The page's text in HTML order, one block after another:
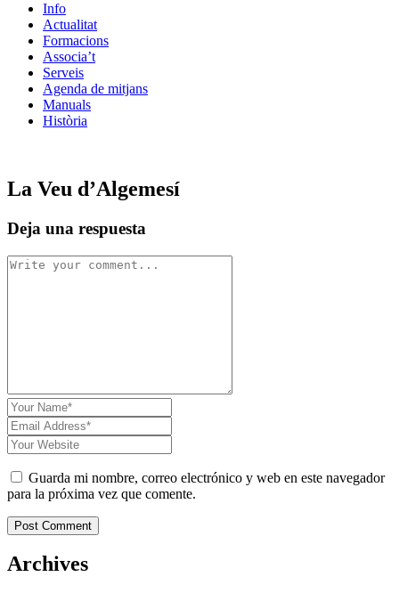
Info
Actualitat
Formacions
Associa’t
Serveis
Agenda de mitjans
Manuals
Història
La Veu d’Algemesí
Deja una respuesta
Guarda mi nombre, correo electrónico y web en este navegador
para la próxima vez que comente.
Post Comment
Archives